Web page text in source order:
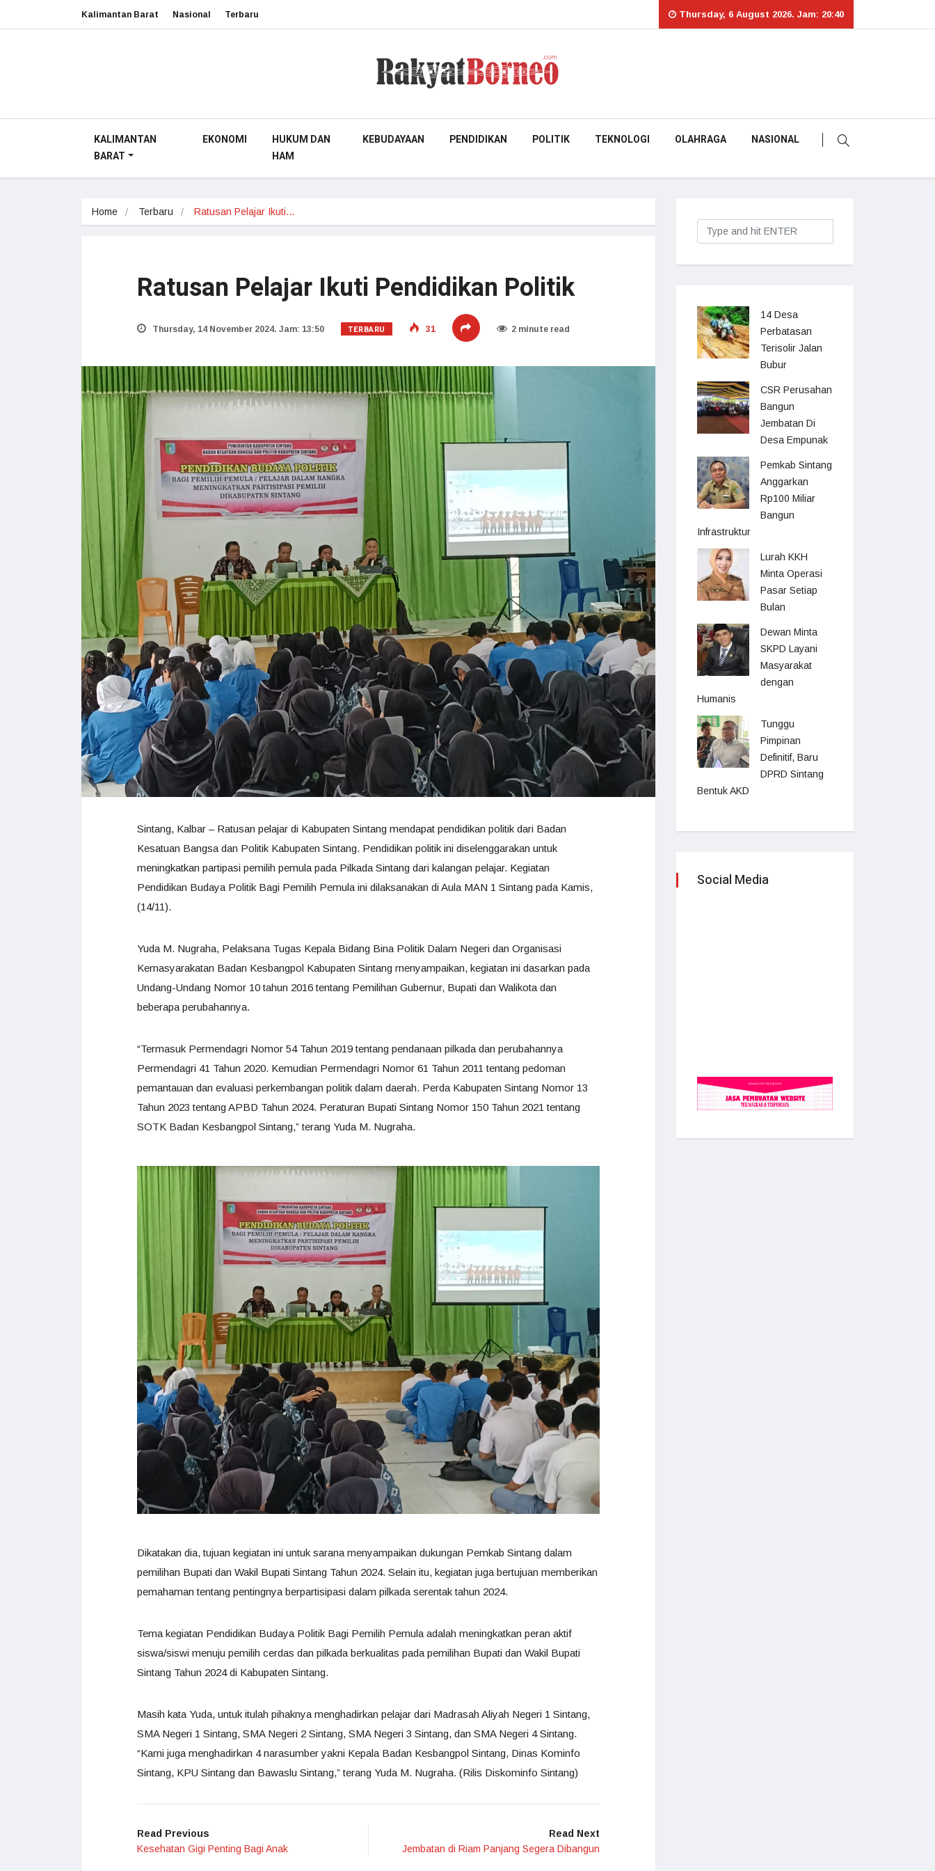
Kalimantan Barat Nasional Terbaru Thursday, 6 August 2026. Jam: 20:40
KALIMANTAN
BARAT
EKONOMI
HUKUM DAN
HAM
KEBUDAYAAN PENDIDIKAN POLITIK TEKNOLOGI OLAHRAGA NASIONAL
Home Terbaru Ratusan Pelajar Ikuti…
Ratusan Pelajar Ikuti Pendidikan Politik
Thursday, 14 November 2024. Jam: 13:50 TERBARU 31 2 minute read
Sintang, Kalbar – Ratusan pelajar di Kabupaten Sintang mendapat pendidikan politik dari Badan
Kesatuan Bangsa dan Politik Kabupaten Sintang. Pendidikan politik ini diselenggarakan untuk
meningkatkan partipasi pemilih pemula pada Pilkada Sintang dari kalangan pelajar. Kegiatan
Pendidikan Budaya Politik Bagi Pemilih Pemula ini dilaksanakan di Aula MAN 1 Sintang pada Kamis,
(14/11).
Yuda M. Nugraha, Pelaksana Tugas Kepala Bidang Bina Politik Dalam Negeri dan Organisasi
Kemasyarakatan Badan Kesbangpol Kabupaten Sintang menyampaikan, kegiatan ini dasarkan pada
Undang-Undang Nomor 10 tahun 2016 tentang Pemilihan Gubernur, Bupati dan Walikota dan
beberapa perubahannya.
“Termasuk Permendagri Nomor 54 Tahun 2019 tentang pendanaan pilkada dan perubahannya
Permendagri 41 Tahun 2020. Kemudian Permendagri Nomor 61 Tahun 2011 tentang pedoman
pemantauan dan evaluasi perkembangan politik dalam daerah. Perda Kabupaten Sintang Nomor 13
Tahun 2023 tentang APBD Tahun 2024. Peraturan Bupati Sintang Nomor 150 Tahun 2021 tentang
SOTK Badan Kesbangpol Sintang,” terang Yuda M. Nugraha.
Dikatakan dia, tujuan kegiatan ini untuk sarana menyampaikan dukungan Pemkab Sintang dalam
pemilihan Bupati dan Wakil Bupati Sintang Tahun 2024. Selain itu, kegiatan juga bertujuan memberikan
pemahaman tentang pentingnya berpartisipasi dalam pilkada serentak tahun 2024.
Tema kegiatan Pendidikan Budaya Politik Bagi Pemilih Pemula adalah meningkatkan peran aktif
siswa/siswi menuju pemilih cerdas dan pilkada berkualitas pada pemilihan Bupati dan Wakil Bupati
Sintang Tahun 2024 di Kabupaten Sintang.
Masih kata Yuda, untuk itulah pihaknya menghadirkan pelajar dari Madrasah Aliyah Negeri 1 Sintang,
SMA Negeri 1 Sintang, SMA Negeri 2 Sintang, SMA Negeri 3 Sintang, dan SMA Negeri 4 Sintang.
“Kami juga menghadirkan 4 narasumber yakni Kepala Badan Kesbangpol Sintang, Dinas Kominfo
Sintang, KPU Sintang dan Bawaslu Sintang,” terang Yuda M. Nugraha. (Rilis Diskominfo Sintang)
Read Previous
Kesehatan Gigi Penting Bagi Anak
Read Next
Jembatan di Riam Panjang Segera Dibangun
14 Desa
Perbatasan
Terisolir Jalan
Bubur
CSR Perusahan
Bangun
Jembatan Di
Desa Empunak
Pemkab Sintang
Anggarkan
Rp100 Miliar
Bangun
Infrastruktur
Lurah KKH
Minta Operasi
Pasar Setiap
Bulan
Dewan Minta
SKPD Layani
Masyarakat
dengan
Humanis
Tunggu
Pimpinan
Definitif, Baru
DPRD Sintang
Bentuk AKD
Social Media